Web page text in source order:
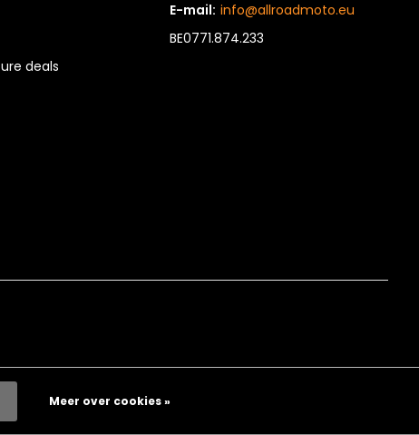
deals
E-mail: info@allroadmoto.eu
BE0771.874.233
Meer over cookies »